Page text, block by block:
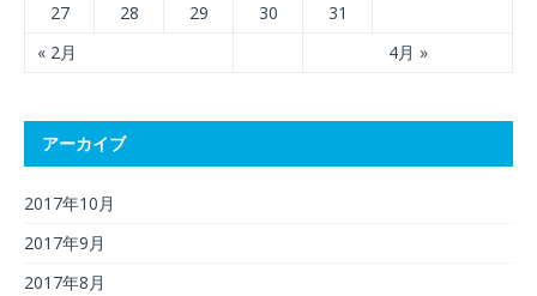
« 2月 4月 »
27
28 29 30 31
アーカイブ
2017年10月
2017年9月
2017年8月